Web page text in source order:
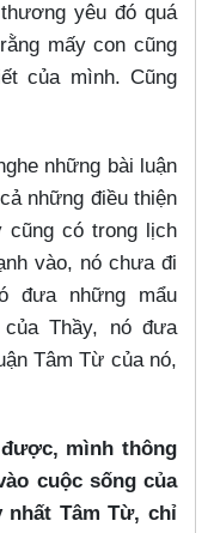
yêu đó quá
mấy con cũng
của mình. Cũng
những bài luận
những điều thiện
cũng có trong lịch
vào, nó chưa đi
đưa những mẩu
Thầy, nó đưa
Tâm Từ của nó,
mình thông
cuộc sống của
nhất Tâm Từ, chỉ